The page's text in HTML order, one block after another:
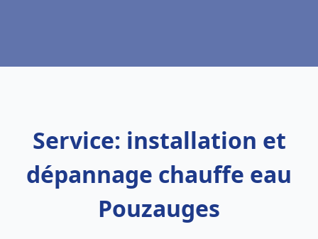
Service: installation et
dépannage chauffe eau
Pouzauges